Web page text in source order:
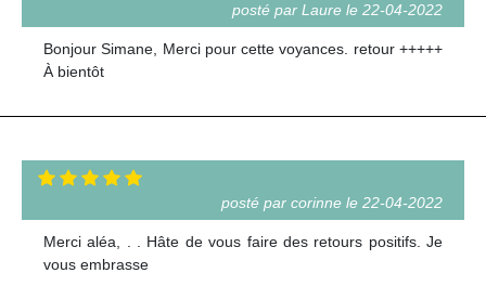
posté par Laure le 22-04-2022
Bonjour Simane, Merci pour cette voyances. retour +++++
À bientôt
posté par corinne le 22-04-2022
Merci aléa, . . Hâte de vous faire des retours positifs. Je
vous embrasse